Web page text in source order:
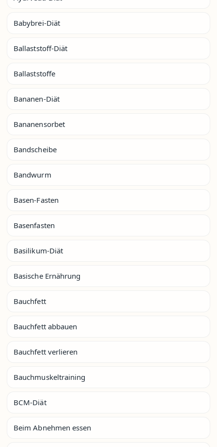
Babybrei-Diät
Ballaststoff-Diät
Ballaststoffe
Bananen-Diät
Bananensorbet
Bandscheibe
Bandwurm
Basen-Fasten
Basenfasten
Basilikum-Diät
Basische Ernährung
Bauchfett
Bauchfett abbauen
Bauchfett verlieren
Bauchmuskeltraining
BCM-Diät
Beim Abnehmen essen